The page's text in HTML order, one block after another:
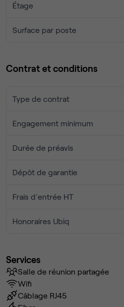
Étage
Surface par poste
Contrat et conditions
Type de contrat
Engagement minimum
Durée de préavis
Dépôt de garantie
Frais d'entrée HT
Honoraires Ubiq
Services
Salle de réunion partagée
Wifi
Câblage RJ45